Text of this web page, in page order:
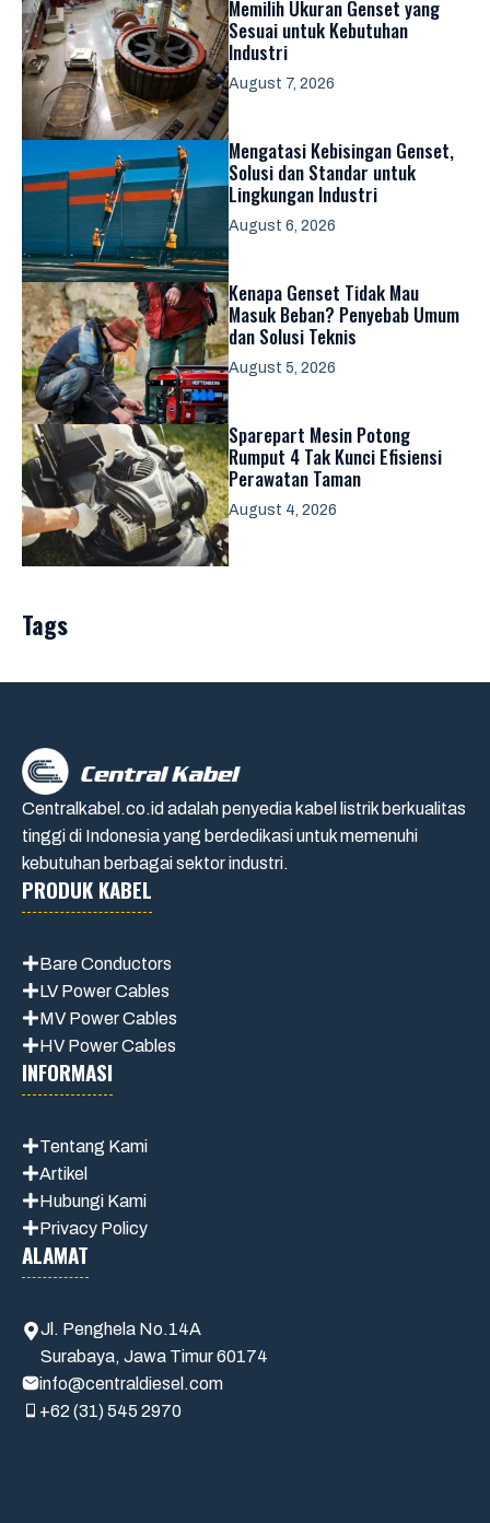
Memilih Ukuran Genset yang
Sesuai untuk Kebutuhan
Industri
August 7, 2026
Mengatasi Kebisingan Genset,
Solusi dan Standar untuk
Lingkungan Industri
August 6, 2026
Kenapa Genset Tidak Mau
Masuk Beban? Penyebab Umum
dan Solusi Teknis
August 5, 2026
Sparepart Mesin Potong
Rumput 4 Tak Kunci Efisiensi
Perawatan Taman
August 4, 2026
Tags
Centralkabel.co.id adalah penyedia kabel listrik berkualitas
tinggi di Indonesia yang berdedikasi untuk memenuhi
kebutuhan berbagai sektor industri.
PRODUK KABEL
Bare Conductors
LV Power Cables
MV Power Cables
HV Power Cables
INFORMASI
Tentang Kami
Artikel
Hubungi Kami
Privacy Policy
ALAMAT
Jl. Penghela No.14A
Surabaya, Jawa Timur 60174
info@centraldiesel.com
+62 (31) 545 2970